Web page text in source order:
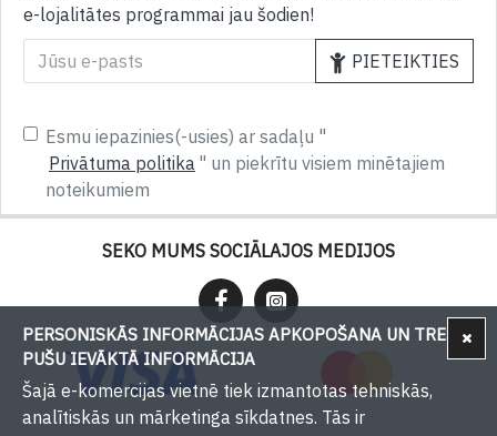
e-lojalitātes programmai jau šodien!
PIETEIKTIES
Esmu iepazinies(-usies) ar sadaļu "
Privātuma politika " un piekrītu visiem minētajiem
noteikumiem
SEKO MUMS SOCIĀLAJOS MEDIJOS
PERSONISKĀS INFORMĀCIJAS APKOPOŠANA UN TREŠU
PUŠU IEVĀKTĀ INFORMĀCIJA
Šajā e-komercijas vietnē tiek izmantotas tehniskās,
analītiskās un mārketinga sīkdatnes. Tās ir